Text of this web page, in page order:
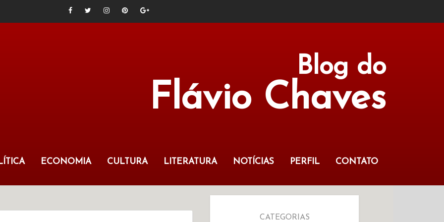
Blog do
Flávio Chaves
ECONOMIA CULTURA LITERATURA NOTÍCIAS PERFIL CONTATO
CATEGORIAS